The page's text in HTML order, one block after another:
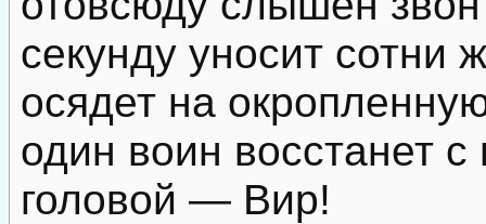
секунду уносит сотни
осядет на
один воин восстанет
головой — Вир!